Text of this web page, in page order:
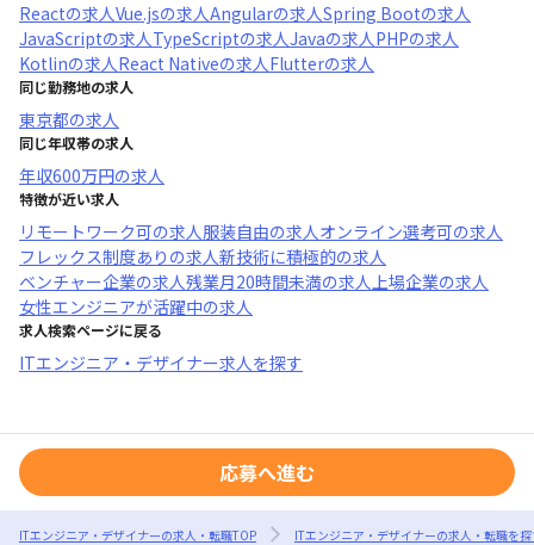
Reactの求人Vue.jsの求人Angularの求人Spring Bootの求人
JavaScriptの求人TypeScriptの求人Javaの求人PHPの求人
Kotlinの求人React Nativeの求人Flutterの求人
同じ勤務地の求人
東京都の求人
同じ年収帯の求人
年収600万円の求人
特徴が近い求人
リモートワーク可の求人服装自由の求人オンライン選考可の求人
フレックス制度あり の求人新技術に積極的の求人
ベンチャー企業の求人残業月20時間未満の求人上場企業の求人
女性エンジニアが活躍中の求人
求人検索ページに戻る
ITエンジニア・デザイナー求人を探す
応募へ進む
ITエンジニア・デザイナーの求人・転職TOP ITエンジニア・デザイナーの求人・転職を